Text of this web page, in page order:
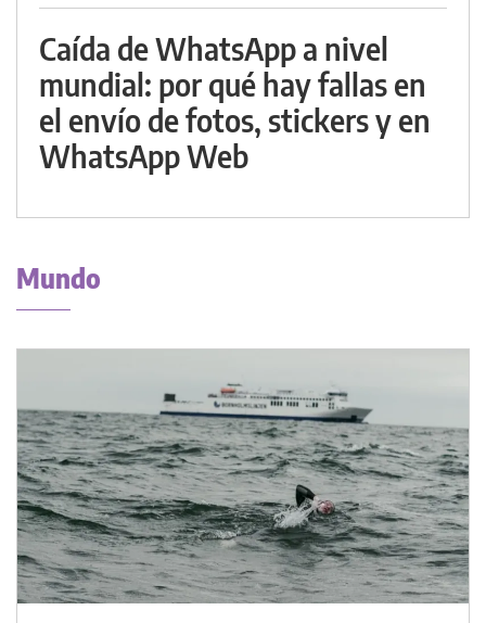
Caída de WhatsApp a nivel
mundial: por qué hay fallas en
el envío de fotos, stickers y en
WhatsApp Web
Mundo